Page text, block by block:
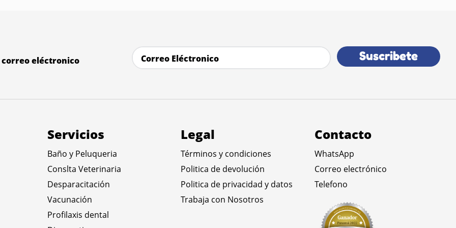
eléctronico Suscribete
Servicios
Baño y Peluqueria
Conslta Veterinaria
Desparacitación
Vacunación
Profilaxis dental
Legal
Términos y condiciones
Politica de devolución
Politica de privacidad y datos
Trabaja con Nosotros
Contacto
WhatsApp
Correo electrónico
Telefono